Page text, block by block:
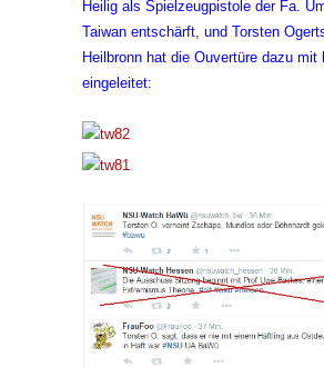
Heilig als Spielzeugpistole der Fa.
Taiwan entschärft, und Torsten
Heilbronn hat die Ouvertüre dazu mit
eingeleitet: